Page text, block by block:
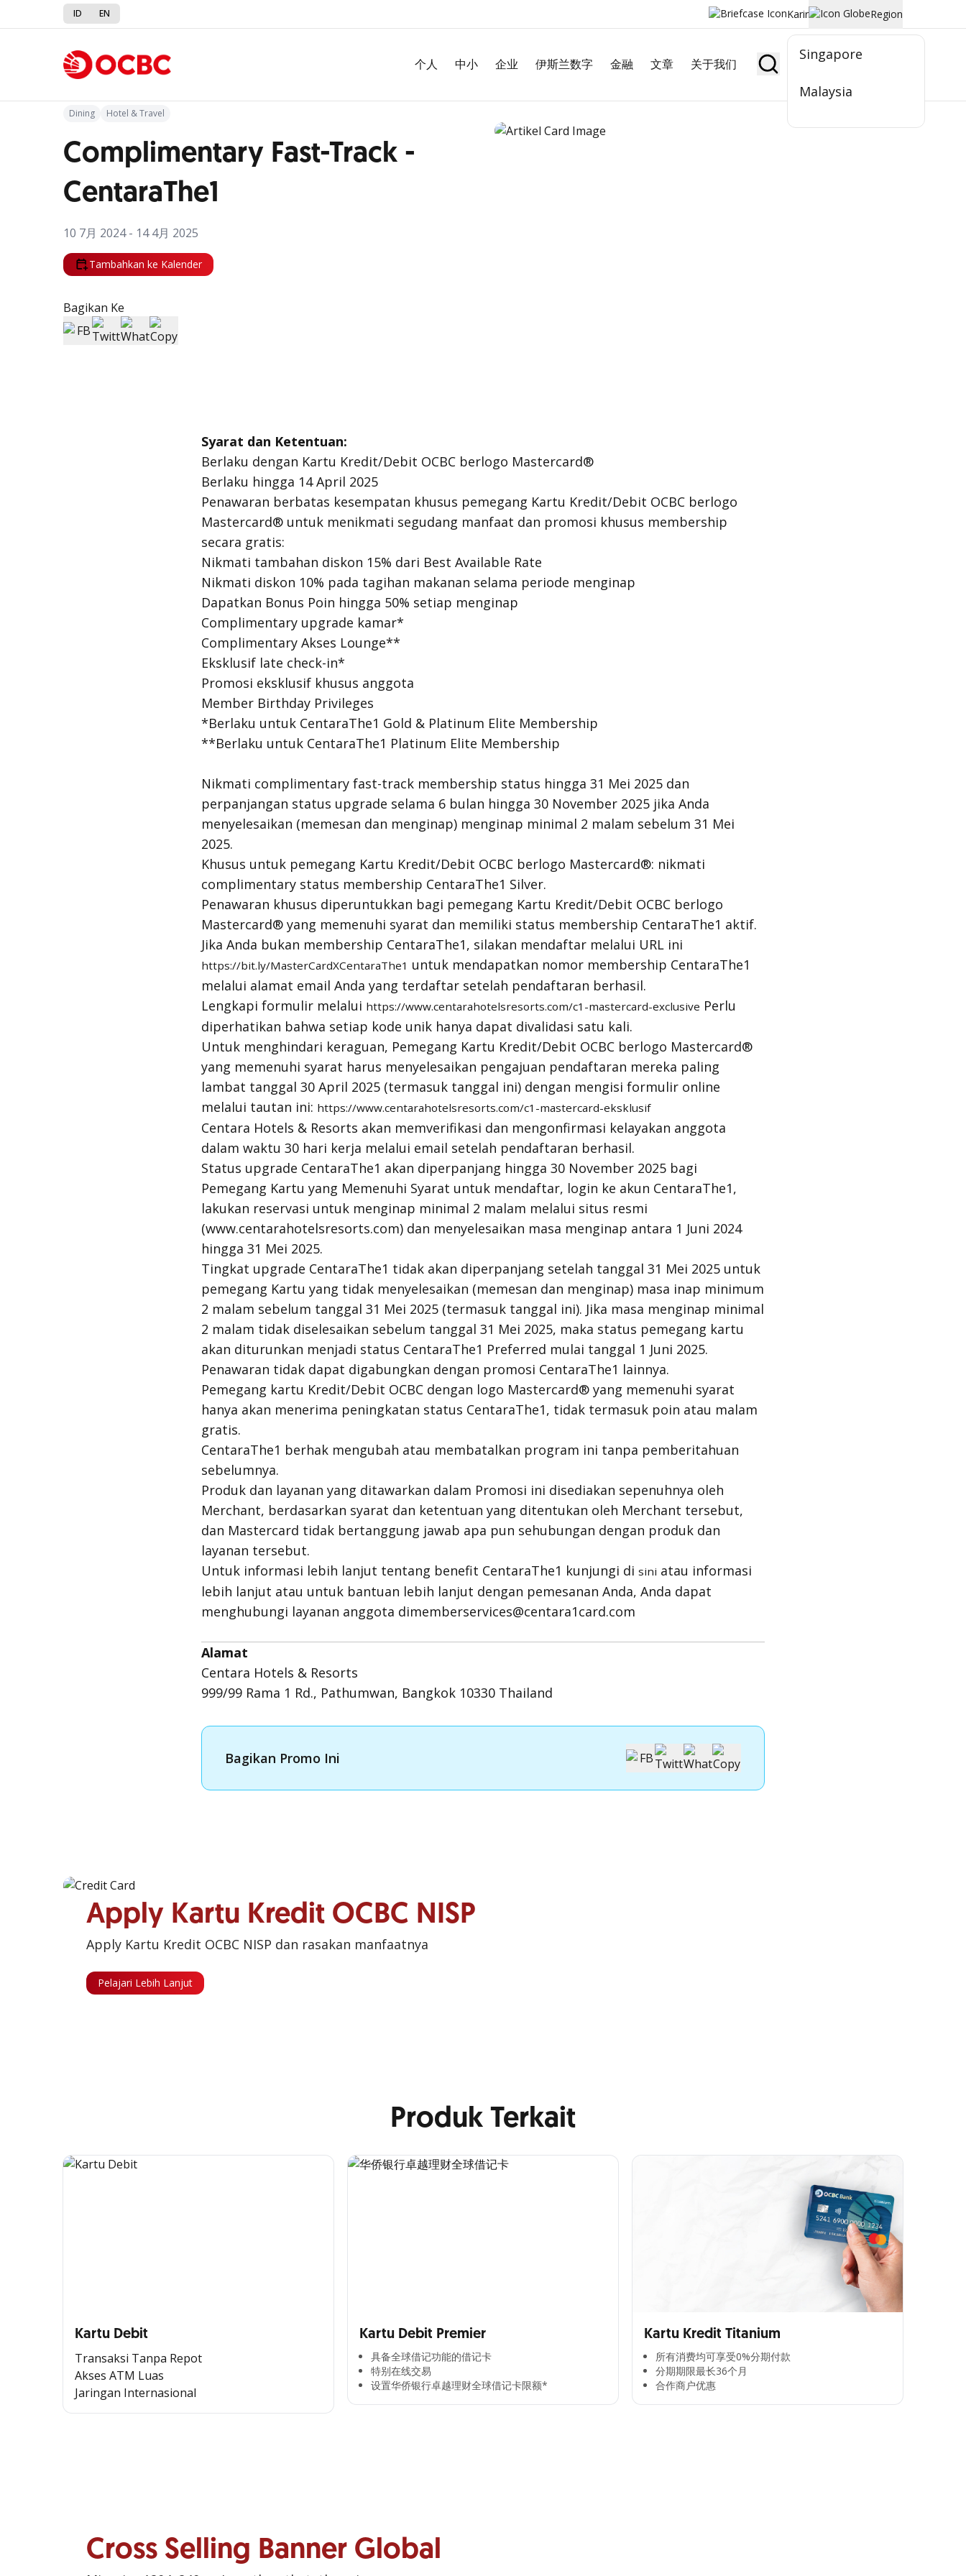
ID EN Karir Region
Singapore
Malaysia
个人 中小 企业 伊斯兰数字 金融 文章 关于我们 Jadi Nasabah
Kembali ke Promo
Dining Hotel & Travel
Complimentary Fast-Track -
CentaraThe1
10 7月 2024 - 14 4月 2025
Tambahkan ke Kalender
Bagikan Ke
Syarat dan Ketentuan:
Berlaku dengan Kartu Kredit/Debit OCBC berlogo Mastercard®
Berlaku hingga 14 April 2025
Penawaran berbatas kesempatan khusus pemegang Kartu Kredit/Debit OCBC berlogo
Mastercard® untuk menikmati segudang manfaat dan promosi khusus membership
secara gratis:
Nikmati tambahan diskon 15% dari Best Available Rate
Nikmati diskon 10% pada tagihan makanan selama periode menginap
Dapatkan Bonus Poin hingga 50% setiap menginap
Complimentary upgrade kamar*
Complimentary Akses Lounge**
Eksklusif late check-in*
Promosi eksklusif khusus anggota
Member Birthday Privileges
*Berlaku untuk CentaraThe1 Gold & Platinum Elite Membership
**Berlaku untuk CentaraThe1 Platinum Elite Membership
Nikmati complimentary fast-track membership status hingga 31 Mei 2025 dan
perpanjangan status upgrade selama 6 bulan hingga 30 November 2025 jika Anda
menyelesaikan (memesan dan menginap) menginap minimal 2 malam sebelum 31 Mei
2025.
Khusus untuk pemegang Kartu Kredit/Debit OCBC berlogo Mastercard®: nikmati
complimentary status membership CentaraThe1 Silver.
Penawaran khusus diperuntukkan bagi pemegang Kartu Kredit/Debit OCBC berlogo
Mastercard® yang memenuhi syarat dan memiliki status membership CentaraThe1 aktif.
Jika Anda bukan membership CentaraThe1, silakan mendaftar melalui URL ini
https://bit.ly/MasterCardXCentaraThe1 untuk mendapatkan nomor membership CentaraThe1
melalui alamat email Anda yang terdaftar setelah pendaftaran berhasil.
Lengkapi formulir melalui https://www.centarahotelsresorts.com/c1-mastercard-exclusive Perlu
diperhatikan bahwa setiap kode unik hanya dapat divalidasi satu kali.
Untuk menghindari keraguan, Pemegang Kartu Kredit/Debit OCBC berlogo Mastercard®
yang memenuhi syarat harus menyelesaikan pengajuan pendaftaran mereka paling
lambat tanggal 30 April 2025 (termasuk tanggal ini) dengan mengisi formulir online
melalui tautan ini: https://www.centarahotelsresorts.com/c1-mastercard-eksklusif
Centara Hotels & Resorts akan memverifikasi dan mengonfirmasi kelayakan anggota
dalam waktu 30 hari kerja melalui email setelah pendaftaran berhasil.
Status upgrade CentaraThe1 akan diperpanjang hingga 30 November 2025 bagi
Pemegang Kartu yang Memenuhi Syarat untuk mendaftar, login ke akun CentaraThe1,
lakukan reservasi untuk menginap minimal 2 malam melalui situs resmi
(www.centarahotelsresorts.com) dan menyelesaikan masa menginap antara 1 Juni 2024
hingga 31 Mei 2025.
Tingkat upgrade CentaraThe1 tidak akan diperpanjang setelah tanggal 31 Mei 2025 untuk
pemegang Kartu yang tidak menyelesaikan (memesan dan menginap) masa inap minimum
2 malam sebelum tanggal 31 Mei 2025 (termasuk tanggal ini). Jika masa menginap minimal
2 malam tidak diselesaikan sebelum tanggal 31 Mei 2025, maka status pemegang kartu
akan diturunkan menjadi status CentaraThe1 Preferred mulai tanggal 1 Juni 2025.
Penawaran tidak dapat digabungkan dengan promosi CentaraThe1 lainnya.
Pemegang kartu Kredit/Debit OCBC dengan logo Mastercard® yang memenuhi syarat
hanya akan menerima peningkatan status CentaraThe1, tidak termasuk poin atau malam
gratis.
CentaraThe1 berhak mengubah atau membatalkan program ini tanpa pemberitahuan
sebelumnya.
Produk dan layanan yang ditawarkan dalam Promosi ini disediakan sepenuhnya oleh
Merchant, berdasarkan syarat dan ketentuan yang ditentukan oleh Merchant tersebut,
dan Mastercard tidak bertanggung jawab apa pun sehubungan dengan produk dan
layanan tersebut.
Untuk informasi lebih lanjut tentang benefit CentaraThe1 kunjungi di sini atau informasi
lebih lanjut atau untuk bantuan lebih lanjut dengan pemesanan Anda, Anda dapat
menghubungi layanan anggota dimemberservices@centara1card.com
Alamat
Centara Hotels & Resorts
999/99 Rama 1 Rd., Pathumwan, Bangkok 10330 Thailand
Bagikan Promo Ini
Apply Kartu Kredit OCBC NISP
Apply Kartu Kredit OCBC NISP dan rasakan manfaatnya
Pelajari Lebih Lanjut
Produk Terkait
Kartu Debit
Transaksi Tanpa Repot
Akses ATM Luas
Jaringan Internasional
Kartu Debit Premier
具备全球借记功能的借记卡​
特别在线交易​
设置华侨银行卓越理财全球借记卡限额*​
Kartu Kredit Titanium
所有消费均可享受0%分期付款​
分期期限最长36个月​
合作商户优惠​
Cross Selling Banner Global